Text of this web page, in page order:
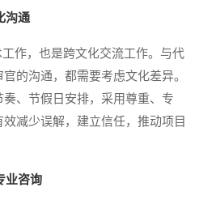
沟通
作，也是跨文化交流工作。与代
的沟通，都需要考虑文化差异。
奏、节假日安排，采用尊重、专
减少误解，建立信任，推动项目
业咨询